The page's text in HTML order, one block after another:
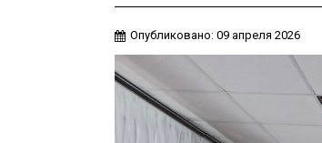
Опубликовано: 09 апреля 2026